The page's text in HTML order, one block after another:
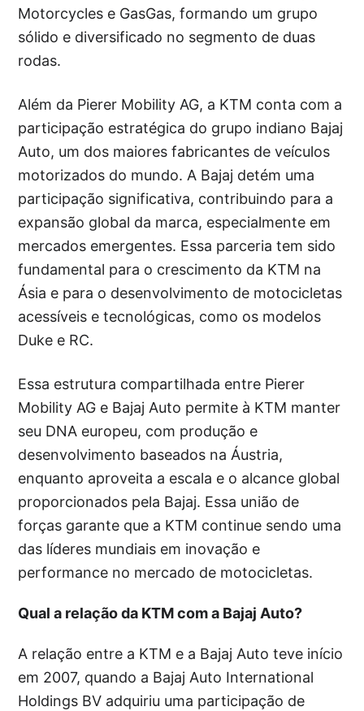
Motorcycles e GasGas, formando um grupo
sólido e diversificado no segmento de duas
rodas.
Além da Pierer Mobility AG, a KTM conta com a
participação estratégica do grupo indiano Bajaj
Auto, um dos maiores fabricantes de veículos
motorizados do mundo. A Bajaj detém uma
participação significativa, contribuindo para a
expansão global da marca, especialmente em
mercados emergentes. Essa parceria tem sido
fundamental para o crescimento da KTM na
Ásia e para o desenvolvimento de motocicletas
acessíveis e tecnológicas, como os modelos
Duke e RC.
Essa estrutura compartilhada entre Pierer
Mobility AG e Bajaj Auto permite à KTM manter
seu DNA europeu, com produção e
desenvolvimento baseados na Áustria,
enquanto aproveita a escala e o alcance global
proporcionados pela Bajaj. Essa união de
forças garante que a KTM continue sendo uma
das líderes mundiais em inovação e
performance no mercado de motocicletas.
Qual a relação da KTM com a Bajaj Auto?
A relação entre a KTM e a Bajaj Auto teve início
em 2007, quando a Bajaj Auto International
Holdings BV adquiriu uma participação de